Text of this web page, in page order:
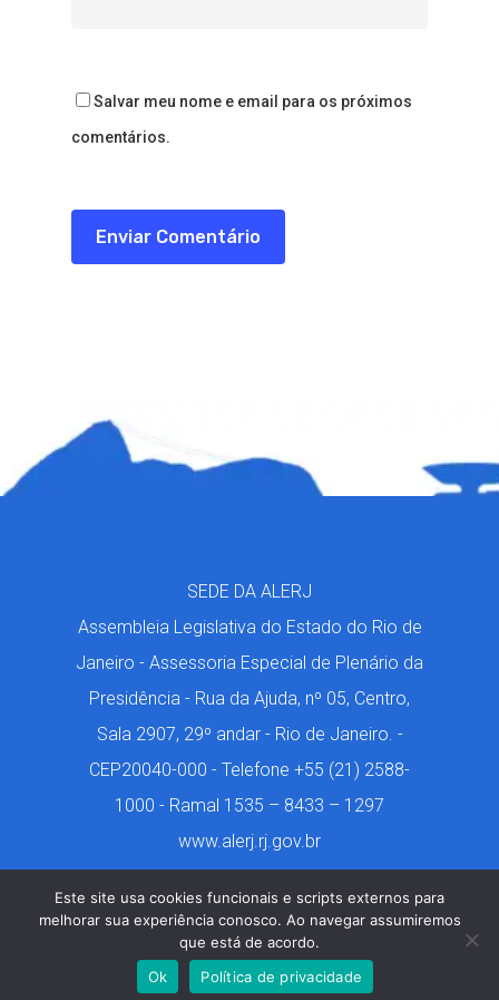
Salvar meu nome e email para os próximos
comentários.
SEDE DA ALERJ
Assembleia Legislativa do Estado do Rio de
Janeiro - Assessoria Especial de Plenário da
Presidência - Rua da Ajuda, nº 05, Centro,
Sala 2907, 29º andar - Rio de Janeiro. -
CEP20040-000 - Telefone +55 (21) 2588-
1000 - Ramal 1535 – 8433 – 1297
www.alerj.rj.gov.br
Márcio de Castro. 2001-2024. Todos os Direitos
Este site usa cookies funcionais e scripts externos para
melhorar sua experiência conosco. Ao navegar assumiremos
que está de acordo.
Ok
Política de privacidade